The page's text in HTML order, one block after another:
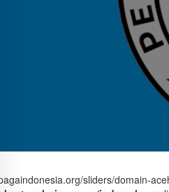
sliders/domain-